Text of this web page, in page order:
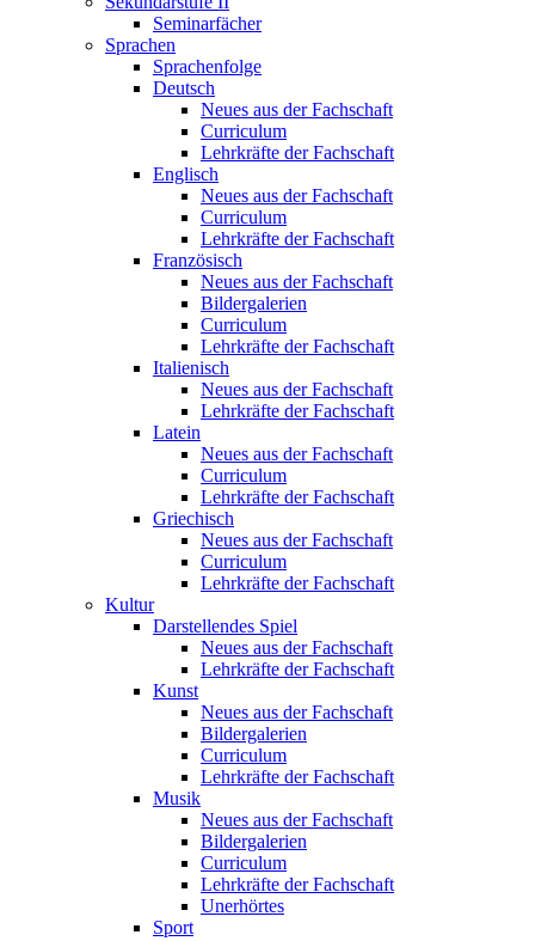
Seminarfächer
Sprachen
Sprachenfolge
Deutsch
Neues aus der Fachschaft
Curriculum
Lehrkräfte der Fachschaft
Englisch
Neues aus der Fachschaft
Curriculum
Lehrkräfte der Fachschaft
Französisch
Neues aus der Fachschaft
Bildergalerien
Curriculum
Lehrkräfte der Fachschaft
Italienisch
Neues aus der Fachschaft
Lehrkräfte der Fachschaft
Latein
Neues aus der Fachschaft
Curriculum
Lehrkräfte der Fachschaft
Griechisch
Neues aus der Fachschaft
Curriculum
Lehrkräfte der Fachschaft
Kultur
Darstellendes Spiel
Neues aus der Fachschaft
Lehrkräfte der Fachschaft
Kunst
Neues aus der Fachschaft
Bildergalerien
Curriculum
Lehrkräfte der Fachschaft
Musik
Neues aus der Fachschaft
Bildergalerien
Curriculum
Lehrkräfte der Fachschaft
Unerhörtes
Sport